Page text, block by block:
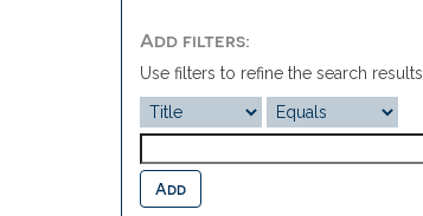
Add filters:
Use filters to refine the search results.